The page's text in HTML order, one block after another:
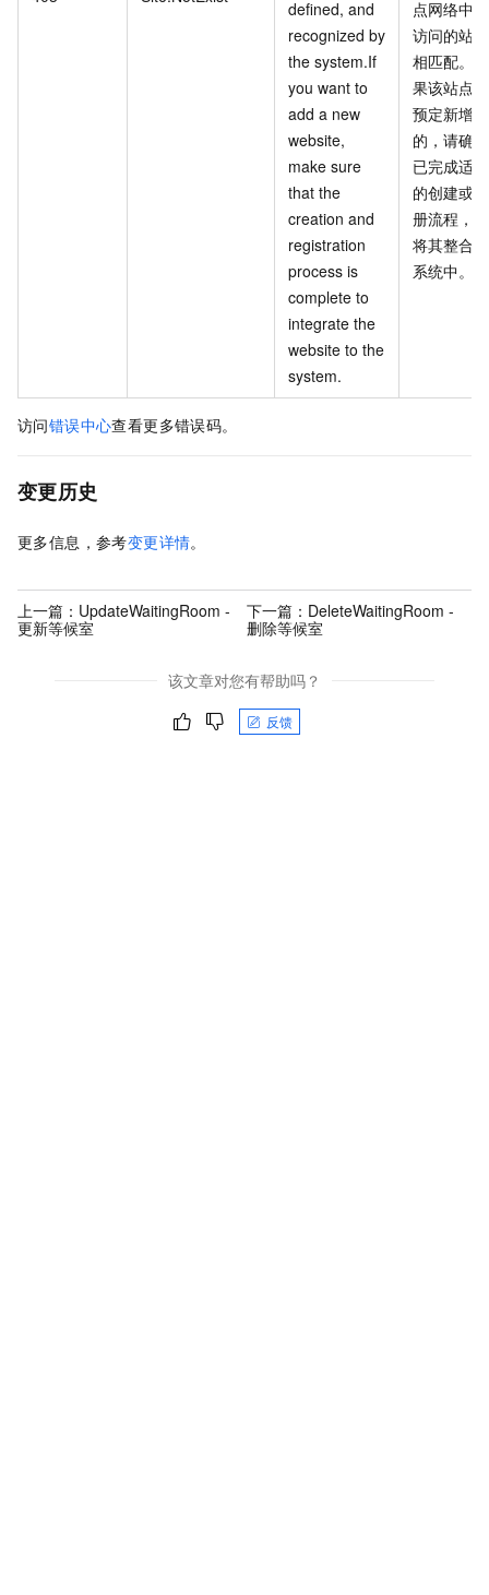
defined, and
recognized by
the system.If
you want to
add a new
website,
make sure
that the
creation and
registration
process is
complete to
integrate the
website to the
system.
点网络中可
访问的站点
相匹配。如
果该站点是
预定新增
的，请确保
已完成适当
的创建或注
册流程，以
将其整合到
系统中。
访问错误中心查看更多错误码。
变更历史
更多信息，参考变更详情。
上一篇： UpdateWaitingRoom -
更新等候室
下一篇： DeleteWaitingRoom -
删除等候室
该文章对您有帮助吗？
反馈